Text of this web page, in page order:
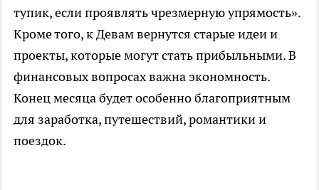
тупик, если проявлять чрезмерную упрямость».
Кроме того, к Девам вернутся старые идеи и
проекты, которые могут стать прибыльными. В
финансовых вопросах важна экономность.
Конец месяца будет особенно благоприятным
для заработка, путешествий, романтики и
поездок.